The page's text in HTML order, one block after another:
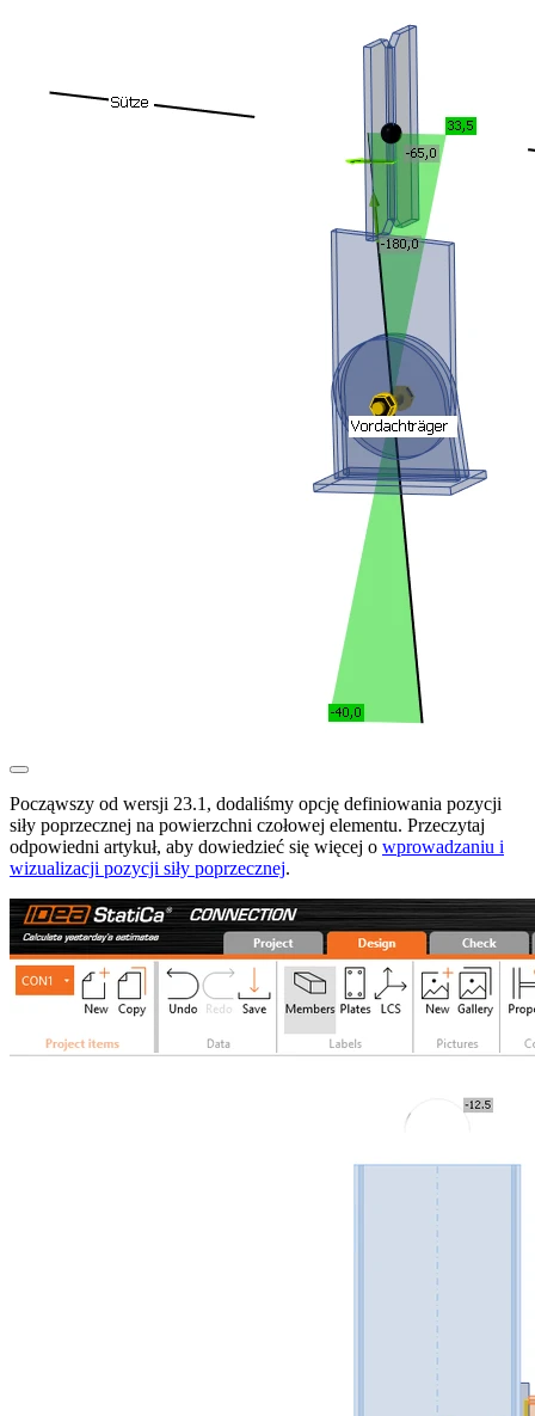
Począwszy od wersji 23.1, dodaliśmy opcję definiowania pozycji
siły poprzecznej na powierzchni czołowej elementu. Przeczytaj
odpowiedni artykuł, aby dowiedzieć się więcej o wprowadzaniu i
wizualizacji pozycji siły poprzecznej.